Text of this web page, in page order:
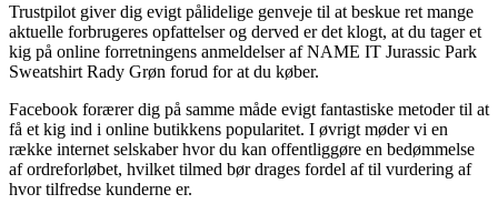
Trustpilot giver dig evigt pålidelige genveje til at beskue ret mange
aktuelle forbrugeres opfattelser og derved er det klogt, at du tager et
kig på online forretningens anmeldelser af NAME IT Jurassic Park
Sweatshirt Rady Grøn forud for at du køber.
Facebook forærer dig på samme måde evigt fantastiske metoder til at
få et kig ind i online butikkens popularitet. I øvrigt møder vi en
række internet selskaber hvor du kan offentliggøre en bedømmelse
af ordreforløbet, hvilket tilmed bør drages fordel af til vurdering af
hvor tilfredse kunderne er.